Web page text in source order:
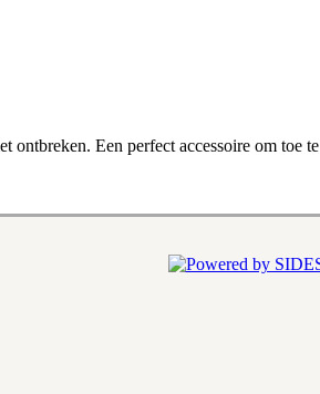
ontbreken. Een perfect accessoire om toe te